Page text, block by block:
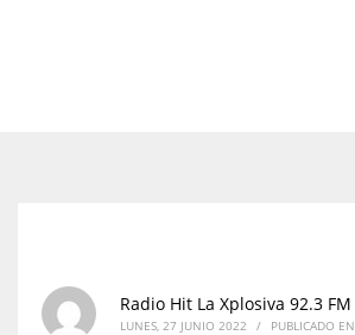
Radio Hit La Xplosiva 92.3 FM
LUNES, 27 JUNIO 2022 / PUBLICADO EN